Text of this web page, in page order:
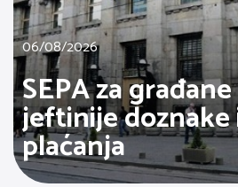
06/08/2026
SEPA za
jeftinije doznake
plaćanja